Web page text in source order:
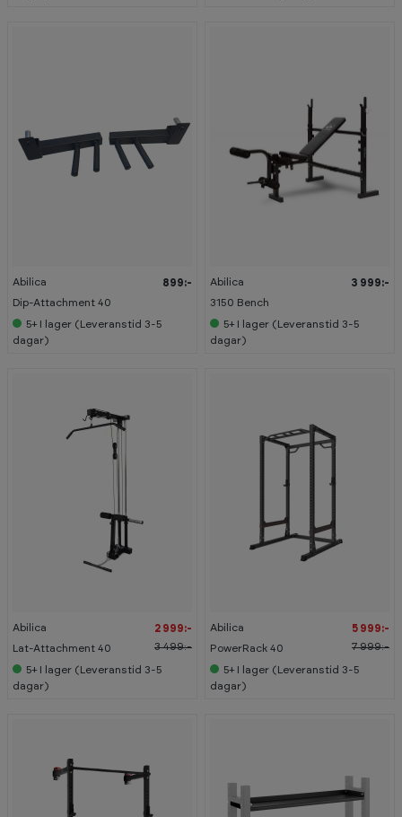
Abilica
Dip-Attachment 40
899:-
5+ I lager (Leveranstid 3-5
dagar)
Abilica
3150 Bench
3 999:-
5+ I lager (Leveranstid 3-5
dagar)
Abilica
Lat-Attachment 40
2 999:-
3 499:-
5+
I lager (Leveranstid 3-5
dagar)
Abilica
PowerRack 40
5 999:-
7 999:-
5+
I lager (Leveranstid 3-5
dagar)